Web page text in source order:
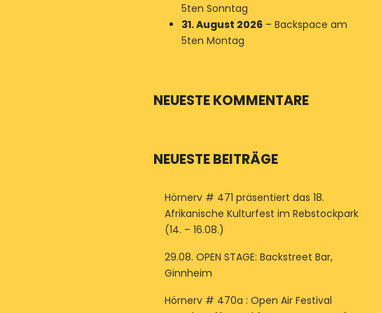
5ten Sonntag
31. August 2026– Backspace am
5ten Montag
NEUESTE KOMMENTARE
NEUESTE BEITRÄGE
Hörnerv # 471 präsentiert das 18.
Afrikanische Kulturfest im Rebstockpark
(14. – 16.08.)
29.08. OPEN STAGE: Backstreet Bar,
Ginnheim
Hörnerv # 470a : Open Air Festival